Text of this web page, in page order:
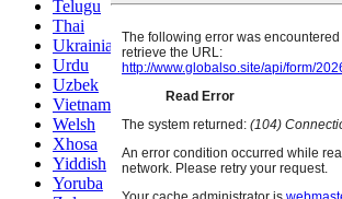
Telugu
Thai
Ukrainian
Urdu
Uzbek
Vietnamese
Welsh
Xhosa
Yiddish
Yoruba